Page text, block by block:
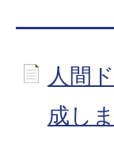
人間
成し